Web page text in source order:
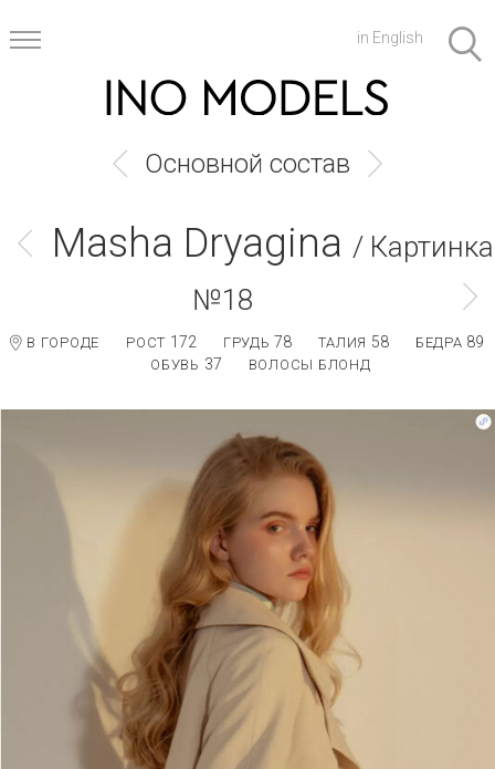
in English
Основной состав
Masha Dryagina / Картинка
№18
В ГОРОДЕ РОСТ 172 ГРУДЬ 78 ТАЛИЯ 58 БЕДРА 89
ОБУВЬ 37 ВОЛОСЫ БЛОНД